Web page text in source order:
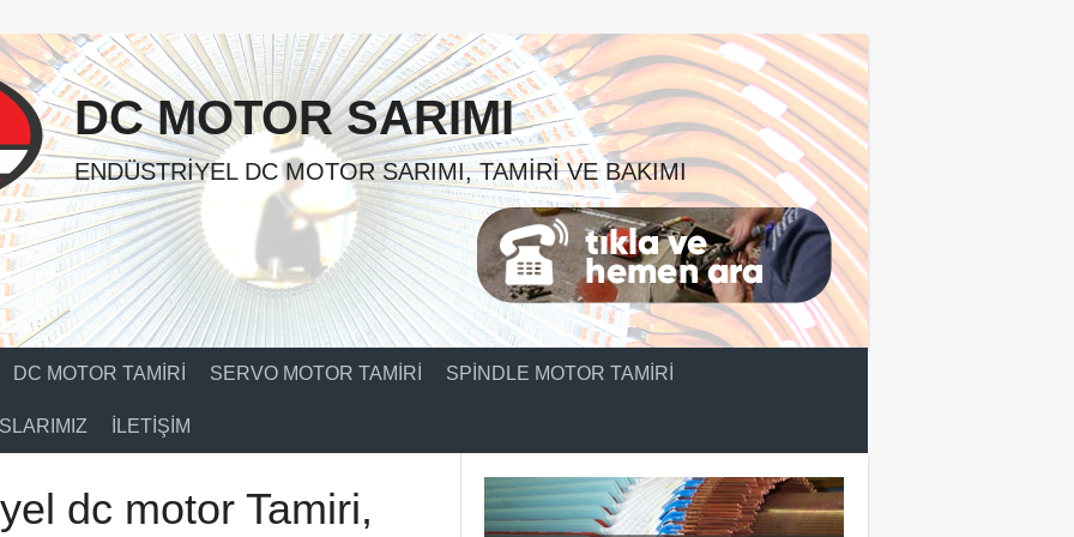
DC MOTOR SARIMI
ENDÜSTRIYEL DC MOTOR SARIMI, TAMIRI VE BAKIMI
DC MOTOR TAMIRI SERVO MOTOR TAMIRI SPINDLE MOTOR TAMIRI
İLETIŞIM
dc motor Tamiri,